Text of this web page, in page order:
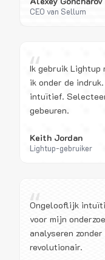
CEO van Sellum
“
Ik gebruik Lightup
ik onder de
intuïtief.
gebeuren.
Keith Jordan
Lightup-gebruiker
“
Ongelooflijk
voor mijn
analyseren
revolutionair.